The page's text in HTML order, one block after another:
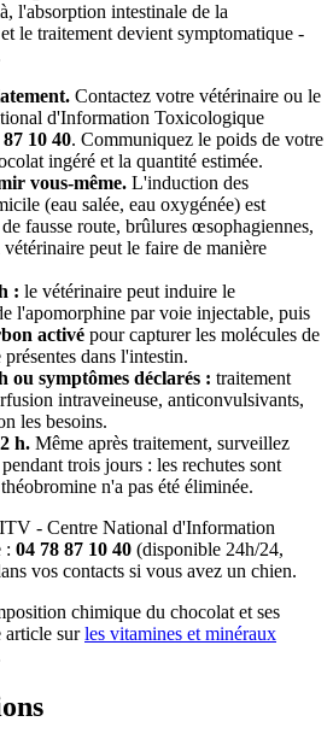
l'absorption intestinale de la
le traitement devient symptomatique -
Contactez votre vétérinaire ou le
d'Information Toxicologique
10 40. Communiquez le poids de votre
ingéré et la quantité estimée.
vous-même. L'induction des
(eau salée, eau oxygénée) est
fausse route, brûlures œsophagiennes,
peut le faire de manière
: le vétérinaire peut induire le
l'apomorphine par voie injectable, puis
activé pour capturer les molécules de
dans l'intestin.
ou symptômes déclarés : traitement
intraveineuse, anticonvulsivants,
les besoins.
h. Même après traitement, surveillez
trois jours : les rechutes sont
n'a pas été éliminée.
- Centre National d'Information
: 04 78 87 10 40 (disponible 24h/24,
vos contacts si vous avez un chien.
chimique du chocolat et ses
article surles vitamines et minéraux